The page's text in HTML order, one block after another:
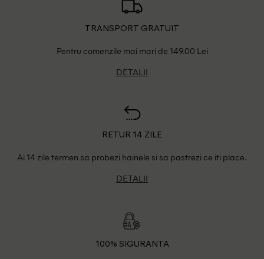
TRANSPORT GRATUIT
Pentru comenzile mai mari de 149.00 Lei
DETALII
RETUR 14 ZILE
Ai 14 zile termen sa probezi hainele si sa pastrezi ce iti place.
DETALII
100% SIGURANTA